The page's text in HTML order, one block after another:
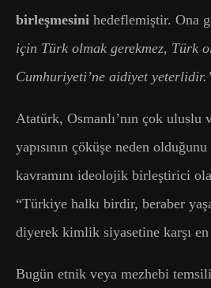
birleşmesini hedeflemiştir. Ona
için Türk olmak gerekmez, Türk
Cumhuriyeti’ne aidiyet
Atatürk, Osmanlı’nın çok
yapısının çöküşe neden
kavramını ideolojik birleştirici
“Türkiye halkı birdir, beraber
diyerek kimlik siyasetine karşı en
Bugün etnik veya mezhebi